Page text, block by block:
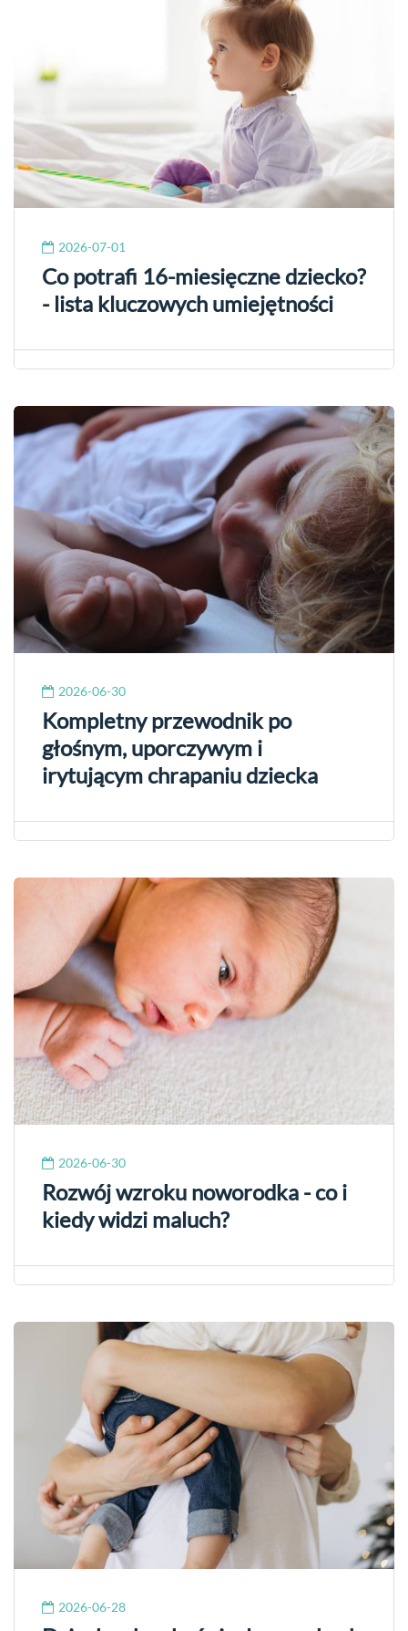
2026-07-01
Co potrafi 16-miesięczne dziecko?
- lista kluczowych umiejętności
2026-06-30
Kompletny przewodnik po
głośnym, uporczywym i
irytującym chrapaniu dziecka
2026-06-30
Rozwój wzroku noworodka - co i
kiedy widzi maluch?
2026-06-28